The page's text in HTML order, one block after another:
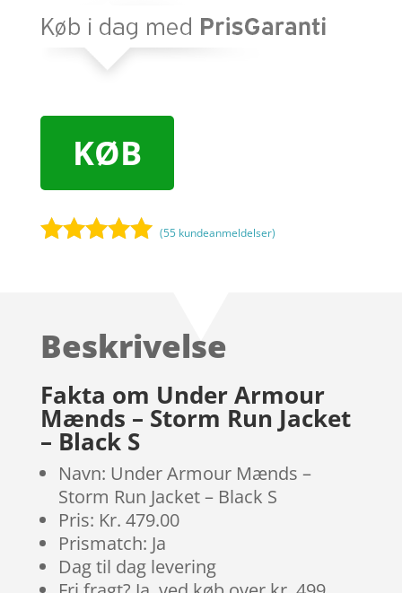
KØB
kundebedøm
(55 kundeanmeldelser)
Beskrivelse
Fakta om Under Armour
Mænds – Storm Run Jacket
– Black S
Navn: Under Armour Mænds –
Storm Run Jacket – Black S
Pris: Kr. 479.00
Prismatch: Ja
Dag til dag levering